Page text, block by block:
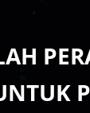
Video